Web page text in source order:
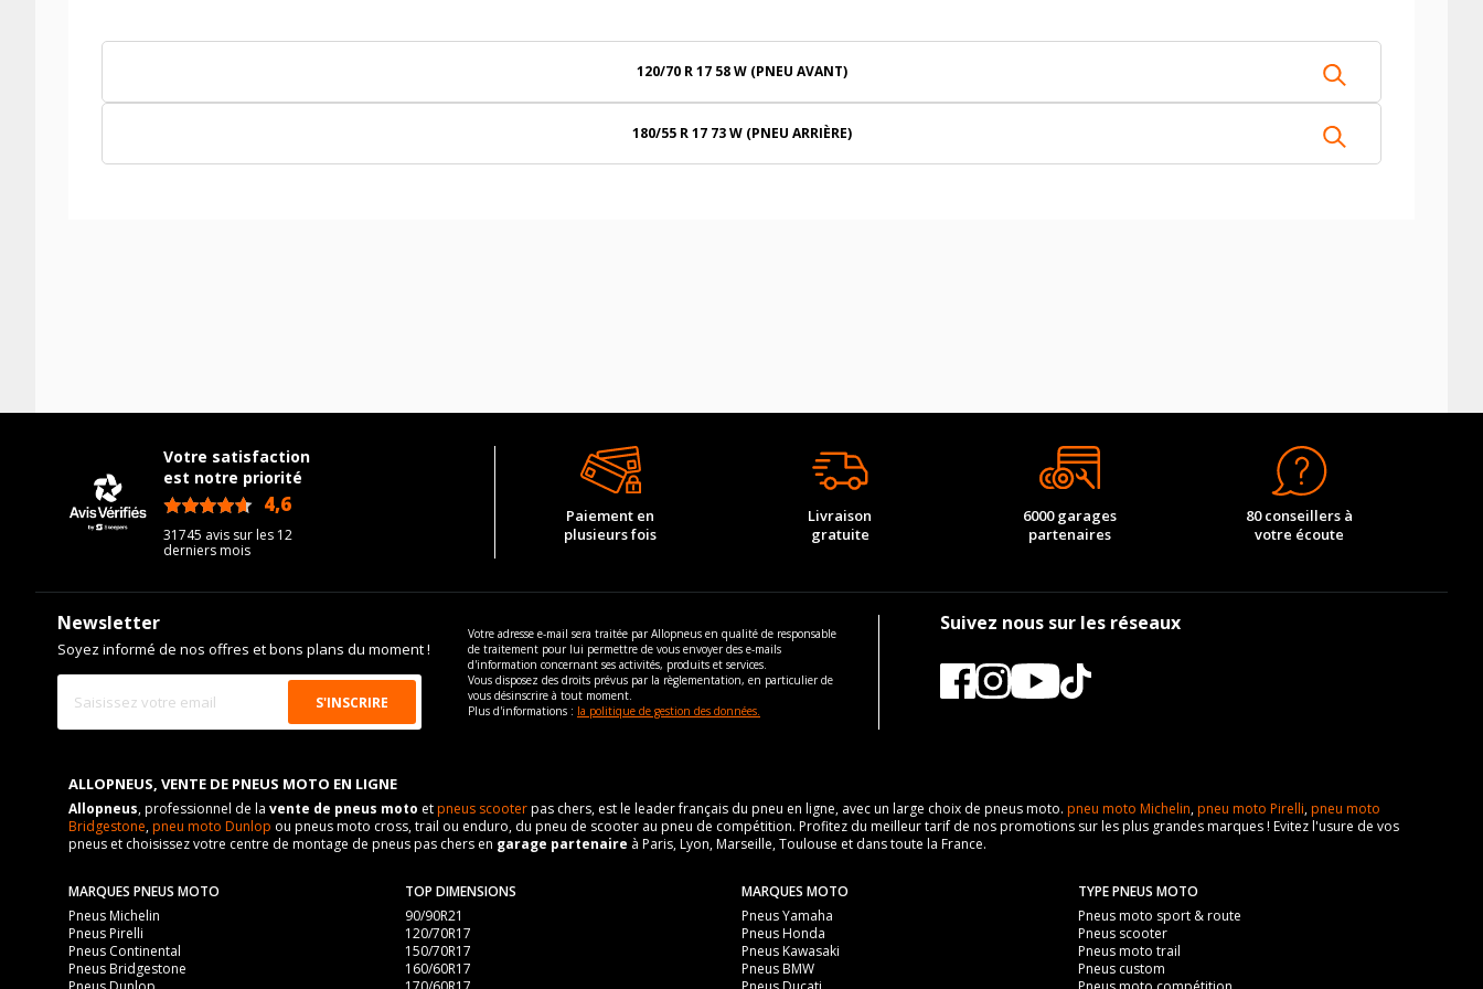
120/70 R 17 58 W (PNEU AVANT)
180/55 R 17 73 W (PNEU ARRIÈRE)
Votre satisfaction
est notre priorité
4,6
31745 avis sur les 12
derniers mois
Paiement en
plusieurs fois
Livraison
gratuite
6000 garages
partenaires
80 conseillers à
votre écoute
Newsletter
Soyez informé de nos offres et bons plans du moment !
Votre adresse e-mail sera traitée par Allopneus en qualité de responsable
de traitement pour lui permettre de vous envoyer des e-mails
d'information concernant ses activités, produits et services.
Vous disposez des droits prévus par la règlementation, en particulier de
vous désinscrire à tout moment.
Plus d'informations : la politique de gestion des données.
Suivez nous sur les réseaux
ALLOPNEUS, VENTE DE PNEUS MOTO EN LIGNE
Allopneus, professionnel de la vente de pneus moto etpneus scooterpas chers, est le leader français du pneu en ligne, avec un large choix de pneus moto. pneu moto Michelin,pneu moto Pirelli,pneu moto
Bridgestone,pneu moto Dunlop ou pneus moto cross, trail ou enduro, du pneu de scooter au pneu de compétition. Profitez du meilleur tarif de nos promotions sur les plus grandes marques ! Evitez l'usure de vos
pneus et choisissez votre centre de montage de pneus pas chers en garage partenaire à Paris, Lyon, Marseille, Toulouse et dans toute la France.
MARQUES PNEUS MOTO
Pneus Michelin
Pneus Pirelli
Pneus Continental
Pneus Bridgestone
TOP DIMENSIONS
90/90R21
120/70R17
150/70R17
160/60R17
MARQUES MOTO
Pneus Yamaha
Pneus Honda
Pneus Kawasaki
Pneus BMW
TYPE PNEUS MOTO
Pneus moto sport & route
Pneus scooter
Pneus moto trail
Pneus custom